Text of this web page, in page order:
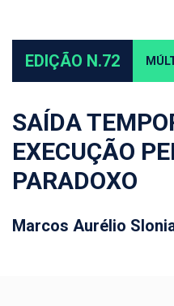
EDIÇÃO N.72
SAÍDA
EXECUÇÃO
PARADOXO
Marcos Aurélio